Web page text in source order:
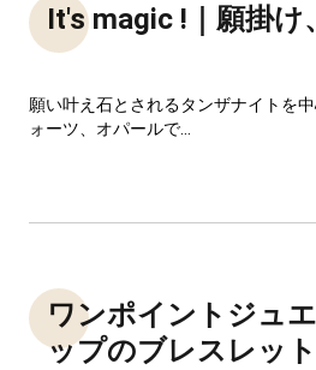
It's magic !｜願掛
願い叶え石とされるタンザナイトを
ォーツ、オパールで...
ワンポイントジュ
ップのブレスレット